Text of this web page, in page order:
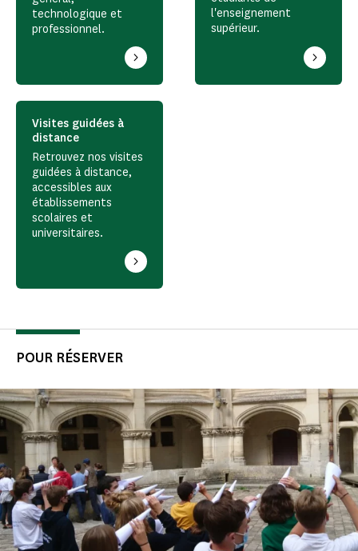
technologique et
professionnel.
l'enseignement
supérieur.
Visites guidées à
distance
Retrouvez nos visites
guidées à distance,
accessibles aux
établissements
scolaires et
universitaires.
POUR RÉSERVER